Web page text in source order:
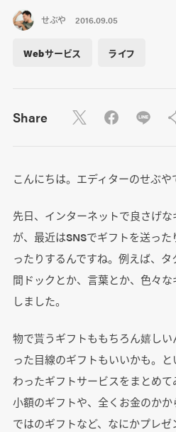
せぶや 2016.09.05
Webサービス ライフ
Share
こんにちは。エディターのせぶや
先日、インターネットで良さげ
が、最近はSNSでギフトを送っ
ったりするんですね。例えば、
間ドックとか、言葉とか、色々
しました。
物で貰うギフトももちろん嬉し
った目線のギフトもいいかも。
わったギフトサービスをまとめ
小額のギフトや、全くお金のか
ではのギフトなど、なにかプレ